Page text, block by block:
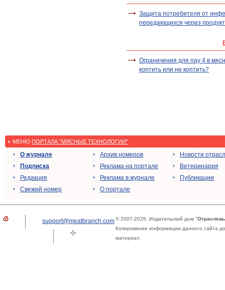
Защита потребителя от
передающихся через
Ограничения для пау 4 в
коптить или не коптить?
МЕНЮ ПОРТАЛА "МЯСНЫЕ ТЕХНОЛОГИИ"
О журнале
Подписка
Редакция
Свежий номер
Архив номеров
Реклама на портале
Реклама в журнале
О портале
Новости
Ветеринария
Публикации
support@meatbranch.com© 2007-2026. Издательский дом "
Копирование информации данного сайта
материал